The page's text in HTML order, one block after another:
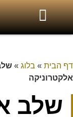
דף הבית » בלוג »
אלקטרוניקה
שלב